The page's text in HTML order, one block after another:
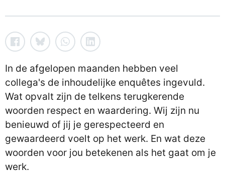
In de afgelopen maanden hebben veel
collega's de inhoudelijke enquêtes ingevuld.
Wat opvalt zijn de telkens terugkerende
woorden respect en waardering. Wij zijn nu
benieuwd of jij je gerespecteerd en
gewaardeerd voelt op het werk. En wat deze
woorden voor jou betekenen als het gaat om je
werk.